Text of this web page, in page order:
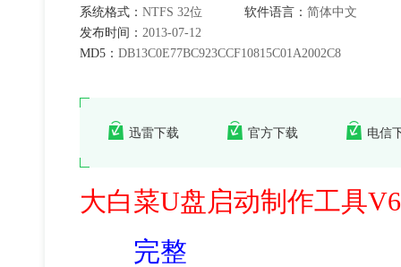
系统格式： NTFS 32位 软件语言： 简体中文
发布时间： 2013-07-12
MD5： DB13C0E77BC923CCF10815C01A2002C8
迅雷下载 官方下载 电信
大白菜U盘启动制作工具
完整